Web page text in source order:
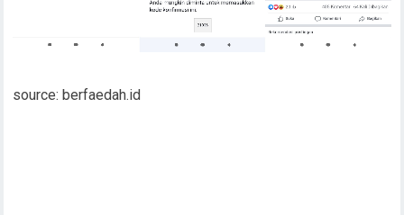
source: berfaedah.id